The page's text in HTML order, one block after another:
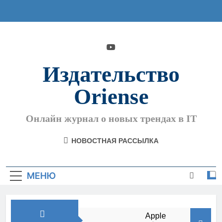
Издательство
Oriense
Онлайн журнал о новых трендах в IT
НОВОСТНАЯ РАССЫЛКА
МЕНЮ
Apple